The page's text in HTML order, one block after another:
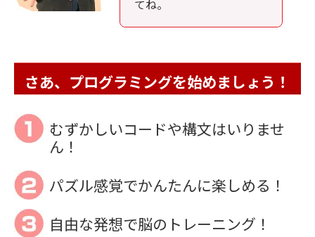
てね。
さあ、プログラミングを始めましょう！
むずかしいコードや構文はいりませ
ん！
パズル感覚でかんたんに楽しめる！
自由な発想で脳のトレーニング！